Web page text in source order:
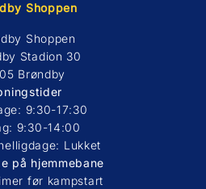
Shoppen
Shoppen
Stadion 30
Brøndby
9:30-17:30
9:30-14:00
Lukket
på hjemmebane
før kampstart